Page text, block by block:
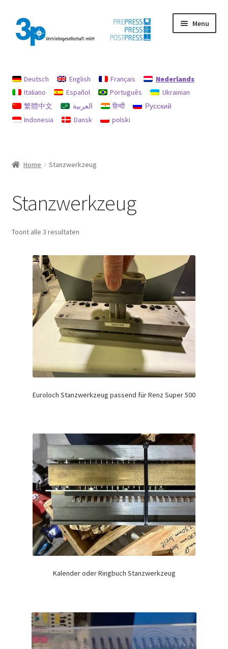
Ga
door
naar
navigatie
Ga
naar
de
inhoud
Menu
afdruk
Gebruikte machines
Zoekopdracht
Deutsch English Français
Nederlands
Italiano
Español Português
Ukrainian
繁體中文
العربية हिन्दी
Русский
Indonesia
Dansk polski
Home Stanzwerkzeug
Stanzwerkzeug
Toont alle 3 resultaten
Euroloch Stanzwerkzeug passend für Renz Super 500
Kalender oder Ringbuch Stanzwerkzeug